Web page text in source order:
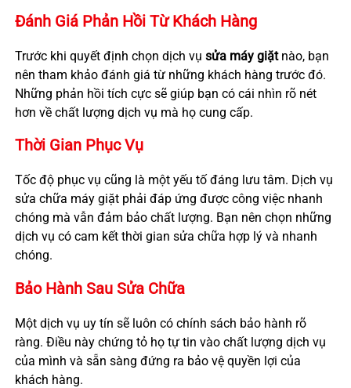
Đánh Giá Phản Hồi Từ Khách Hàng
Trước khi quyết định chọn dịch vụ sửa máy giặtnào, bạn
nên tham khảo đánh giá từ những khách hàng trước đó.
Những phản hồi tích cực sẽ giúp bạn có cái nhìn rõ nét
hơn về chất lượng dịch vụ mà họ cung cấp.
Thời Gian Phục Vụ
Tốc độ phục vụ cũng là một yếu tố đáng lưu tâm. Dịch vụ
sửa chữa máy giặt phải đáp ứng được công việc nhanh
chóng mà vẫn đảm bảo chất lượng. Bạn nên chọn những
dịch vụ có cam kết thời gian sửa chữa hợp lý và nhanh
chóng.
Bảo Hành Sau Sửa Chữa
Một dịch vụ uy tín sẽ luôn có chính sách bảo hành rõ
ràng. Điều này chứng tỏ họ tự tin vào chất lượng dịch vụ
của mình và sẵn sàng đứng ra bảo vệ quyền lợi của
khách hàng.